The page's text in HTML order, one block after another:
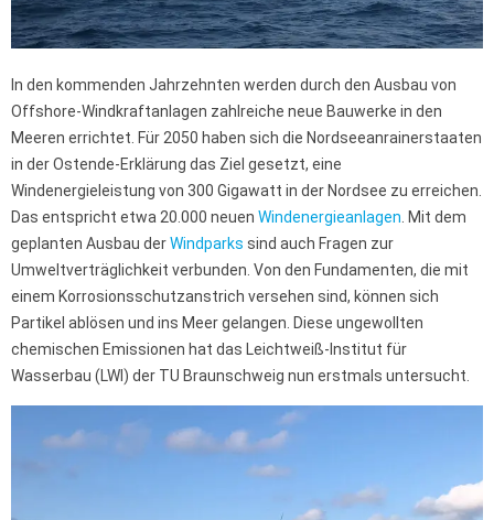
In den kommenden Jahrzehnten werden durch den Ausbau von
Offshore-Windkraftanlagen zahlreiche neue Bauwerke in den
Meeren errichtet. Für 2050 haben sich die Nordseeanrainerstaaten
in der Ostende-Erklärung das Ziel gesetzt, eine
Windenergieleistung von 300 Gigawatt in der Nordsee zu erreichen.
Das entspricht etwa 20.000 neuen Windenergieanlagen . Mit dem
geplanten Ausbau derWindparks sind auch Fragen zur
Umweltverträglichkeit verbunden. Von den Fundamenten, die mit
einem Korrosionsschutzanstrich versehen sind, können sich
Partikel ablösen und ins Meer gelangen. Diese ungewollten
chemischen Emissionen hat das Leichtweiß-Institut für
Wasserbau (LWI) der TU Braunschweig nun erstmals untersucht.